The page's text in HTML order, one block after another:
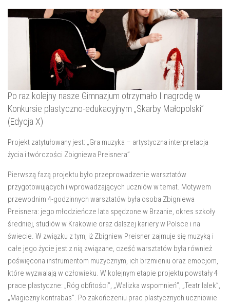
Po raz kolejny nasze Gimnazjum otrzymało I nagrodę w
Konkursie plastyczno-­edukacyjnym „Skarby Małopolski”
(Edycja X)
Projekt zatytułowany jest: „Gra muzyka – artystyczna interpretacja
życia i twórczości Zbigniewa Preisnera”
Pierwszą fazą projektu było przeprowadzenie warsztatów
przygotowujących i wprowadzających uczniów w temat. Motywem
przewodnim 4-godzinnych warsztatów była osoba Zbigniewa
Preisnera: jego młodzieńcze lata spędzone w Brzanie, okres szkoły
średniej, studiów w Krakowie oraz dalszej kariery w Polsce i na
świecie. W związku z tym, iż Zbigniew Preisner zajmuje się muzyką i
całe jego życie jest z nią związane, cześć warsztatów była również
poświęcona instrumentom muzycznym, ich brzmieniu oraz emocjom,
które wyzwalają w człowieku. W kolejnym etapie projektu powstały 4
prace plastyczne: „Róg obfitości”, „Walizka wspomnień”, „Teatr lalek”,
„Magiczny kontrabas”. Po zakończeniu prac plastycznych uczniowie